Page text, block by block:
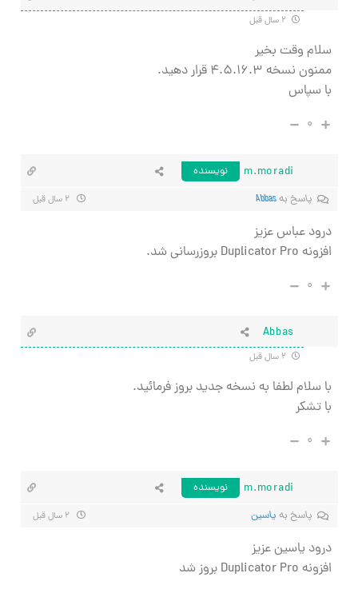
سلام وقت بخیر
ممنون نسخه ۴.۵.۱۶.۳ قرار دهید.
با سپاس
۰
m.moradi
نویسنده
پاسخ بهAbbas
درود عباس عزیز
افزونه Duplicator Pro بروزرسانی شد.
۰
Abbas
با سلام لطفا به نسخه جدید بروز فرمائید.
با تشکر
۰
m.moradi
نویسنده
پاسخ به یاسین
درود یاسین عزیز
افزونه Duplicator Pro بروز شد